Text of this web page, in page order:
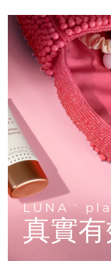
LUNATM
真實
All
眼
眼
All
2-in-
LED
For
牙齒美白
NEW
Dual
18%
更多的
護膚品
匈牙利
冰島
愛爾蘭
曼島
以色列
義大利